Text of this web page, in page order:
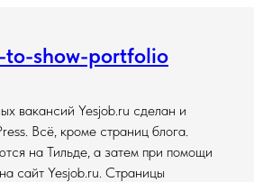
to-show-portfolio
вакансий Yesjob.ru сделан и
Всё, кроме страниц блога.
на Тильде, а затем при помощи
сайт Yesjob.ru. Страницы